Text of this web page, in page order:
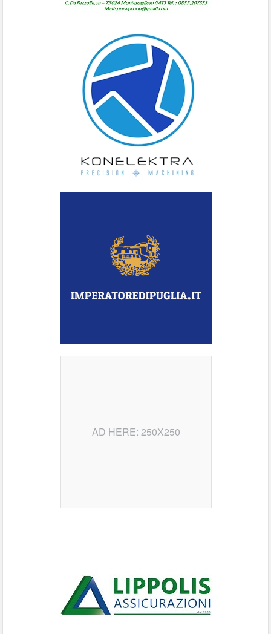
AD HERE: 250X250